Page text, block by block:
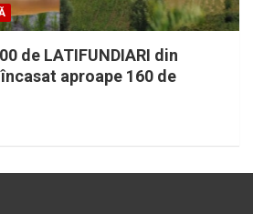
de LATIFUNDIARI din
aproape 160 de